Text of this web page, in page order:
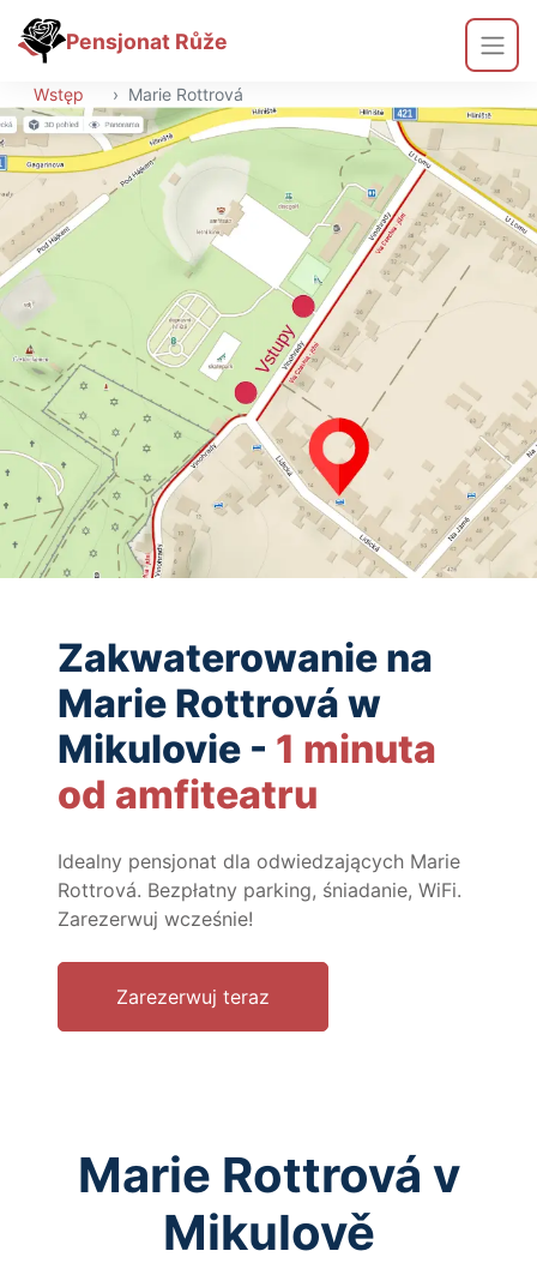
Pensjonat Růže
Wstęp › Marie Rottrová
Zakwaterowanie na
Marie Rottrová w
Mikulovie - 1 minuta
od amfiteatru
Idealny pensjonat dla odwiedzających Marie
Rottrová. Bezpłatny parking, śniadanie, WiFi.
Zarezerwuj wcześnie!
Zarezerwuj teraz
Marie Rottrová v
Mikulově